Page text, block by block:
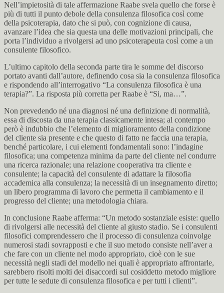
Nell’impietosità di tale affermazione Raabe svela quello che forse è
più di tutti il punto debole della consulenza filosofica così come
della psicoterapia, dato che si può, con cognizione di causa,
avanzare l’idea che sia questa una delle motivazioni principali, che
porta l’individuo a rivolgersi ad uno psicoterapeuta così come a un
consulente filosofico.
L’ultimo capitolo della seconda parte tira le somme del discorso
portato avanti dall’autore, definendo cosa sia la consulenza filosofica
e rispondendo all’interrogativo “La consulenza filosofica è una
terapia?”. La risposta più corretta per Raabe è “Si, ma…”.
Non prevedendo né una diagnosi né una definizione di normalità,
essa di discosta da una terapia classicamente intesa; al contempo
però è indubbio che l’elemento di miglioramento della condizione
del cliente sia presente e che questo di fatto ne faccia una terapia,
benché particolare, i cui elementi fondamentali sono: l’indagine
filosofica; una competenza minima da parte del cliente nel condurre
una ricerca razionale; una relazione cooperativa tra cliente e
consulente; la capacità del consulente di adattare la filosofia
accademica alla consulenza; la necessità di un insegnamento diretto;
un libero programma di lavoro che permetta il cambiamento e il
progresso del cliente; una metodologia chiara.
In conclusione Raabe afferma: “Un metodo sostanziale esiste: quello
di rivolgersi alle necessità del cliente al giusto stadio. Se i consulenti
filosofici comprendessero che il processo di consulenza coinvolge
numerosi stadi sovrapposti e che il suo metodo consiste nell’aver a
che fare con un cliente nel modo appropriato, cioè con le sue
necessità negli stadi del modello nei quali è appropriato affrontarle,
sarebbero risolti molti dei disaccordi sul cosiddetto metodo migliore
per tutte le sedute di consulenza filosofica e per tutti i clienti”.